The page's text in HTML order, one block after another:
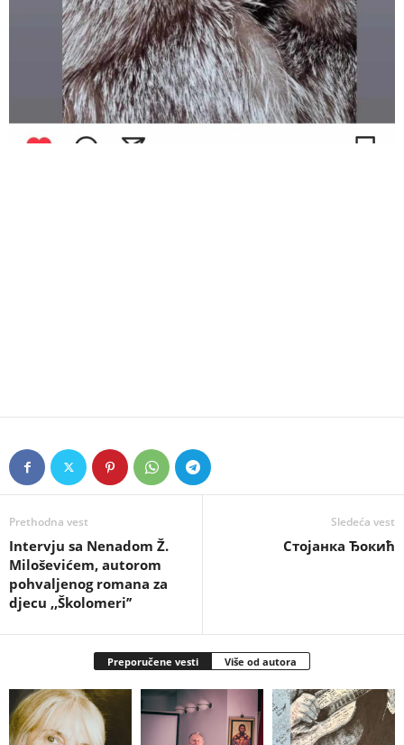
Prethodna vest
Intervju sa Nenadom Ž.
Miloševićem, autorom
pohvaljenog romana za
djecu ,,Školomeri’’
Sledeća vest
Стојанка Ђокић
Preporučene vesti Više od autora